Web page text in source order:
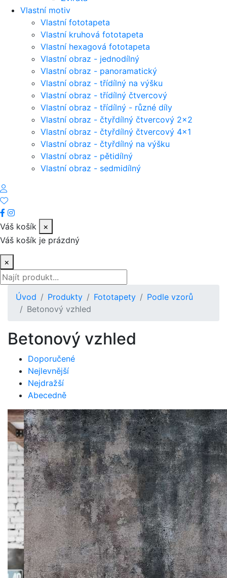
Vlastní motiv
Vlastní fototapeta
Vlastní kruhová fototapeta
Vlastní hexagová fototapeta
Vlastní obraz - jednodílný
Vlastní obraz - panoramatický
Vlastní obraz - třídílný na výšku
Vlastní obraz - třídílný čtvercový
Vlastní obraz - třídílný - různé díly
Vlastní obraz - čtyřdílný čtvercový 2x2
Vlastní obraz - čtyřdílný čtvercový 4x1
Vlastní obraz - čtyřdílný na výšku
Vlastní obraz - pětidílný
Vlastní obraz - sedmidílný
Váš košík
×
Váš košík je prázdný
×
Úvod Produkty Fototapety
Podle vzorů
Betonový vzhled
Betonový vzhled
Doporučené
Nejlevnější
Nejdražší
Abecedně